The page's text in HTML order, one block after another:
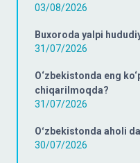
03/08/2026
Buxoroda yalpi
31/07/2026
O‘zbekistonda eng
chiqarilmoqda?
31/07/2026
Oʻzbekistonda aholi
30/07/2026